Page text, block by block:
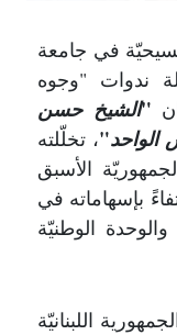
في جامعة
ندوات "وجوه
"الشيخ حسن
الواحد"، تخلّلته
الأسبق
(1921 – 1989)، احتفاءً بإسهاماته في
الوطنيّة
اللبنانيّة